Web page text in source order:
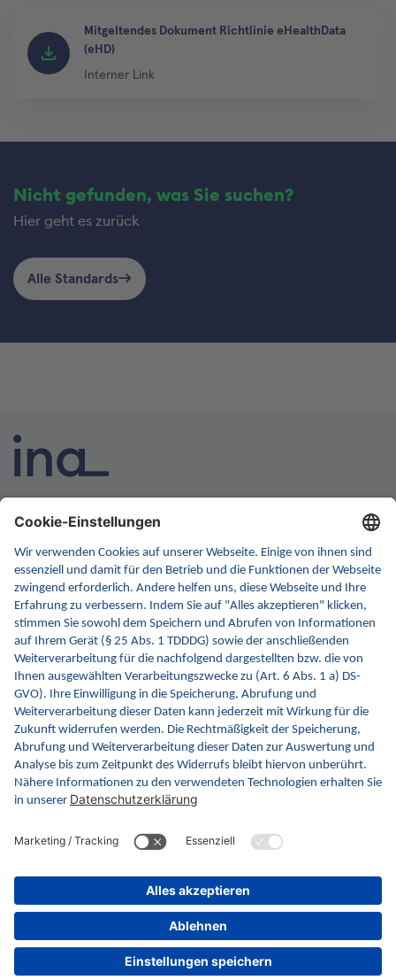
Mitgeltendes Dokument Richtlinie eHealthData
(eHD)
Interner Link
Nicht gefunden, was Sie suchen?
Hier geht es zurück
Alle Standards
INA ist die nationale Wissensplattform für Interoperabilität.
Gesundheitswesen werden. Dafür erweitern wir
kontinuierlich die Inhalte und Funktionen von INA.
Kontakt
Kontaktformular
gematik GmbH
Rosenthaler Str. 30
10178 Berlin
Barrierefreiheitserklärung
Datenschutz